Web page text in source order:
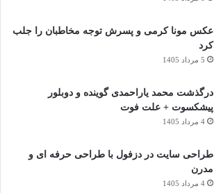
عکس مونا کرمی و پسرش توجه مخاطبان را جلب
کرد
5 مرداد 1405
درگذشت محمد یاراحمدی گوینده و دوبلور
پیشکسوت + علت فوت
4 مرداد 1405
طراحی سایت در دزفول با طراحی حرفه‌ ای و
مدرن
4 مرداد 1405